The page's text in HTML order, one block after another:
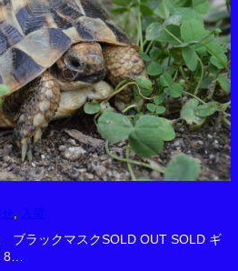
, 入荷
ブラックマスクSOLD OUT SOLD ギ
8…